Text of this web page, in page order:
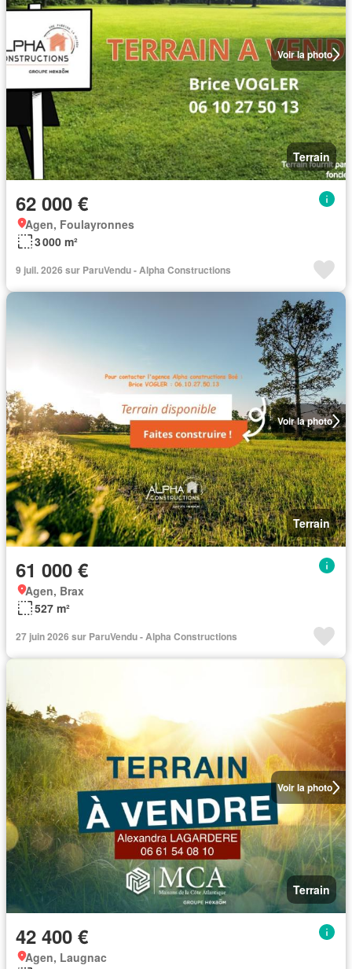
Voir la photo
Terrain
62 000 €
Agen, Foulayronnes
3 000 m²
9 juil. 2026 sur ParuVendu - Alpha Constructions
Voir la photo
Terrain
61 000 €
Agen, Brax
527 m²
27 juin 2026 sur ParuVendu - Alpha Constructions
Voir la photo
Terrain
42 400 €
Agen, Laugnac